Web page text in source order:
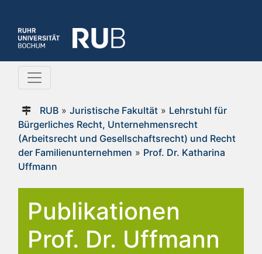
RUB» Juristische Fakultät» Lehrstuhl für
Bürgerliches Recht, Unternehmensrecht
(Arbeitsrecht und Gesellschaftsrecht) und Recht
der Familienunternehmen » Prof. Dr. Katharina
Uffmann
Publikationen
Prof. Dr. Uffmann